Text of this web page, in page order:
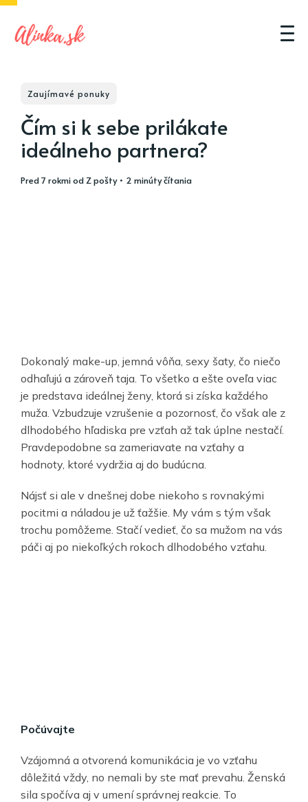
Zaujímavé ponuky
Čím si k sebe prilákate
ideálneho partnera?
pred 7 rokmiodZ pošty• 2 minúty čítania
Dokonalý make-up, jemná vôňa, sexy šaty, čo niečo
odhaľujú a zároveň taja. To všetko a ešte oveľa viac
je predstava ideálnej ženy, ktorá si získa každého
muža. Vzbudzuje vzrušenie a pozornosť, čo však ale z
dlhodobého hľadiska pre vzťah až tak úplne nestačí.
Pravdepodobne sa zameriavate na vzťahy a
hodnoty, ktoré vydržia aj do budúcna.
Nájsť si ale v dnešnej dobe niekoho s rovnakými
pocitmi a náladou je už ťažšie. My vám s tým však
trochu pomôžeme. Stačí vedieť, čo sa mužom na vás
páči aj po niekoľkých rokoch dlhodobého vzťahu.
Počúvajte
Vzájomná a otvorená komunikácia je vo vzťahu
dôležitá vždy, no nemali by ste mať prevahu. Ženská
sila spočíva aj v umení správnej reakcie. To